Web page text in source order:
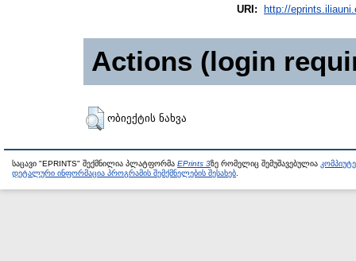
URI:
http://
Actions (login
ობიექტის ნახვა
საცავი "EPRINTS" შექმნილია პლატფორმა EPrints 3ზე რომელიც შემუშავებულია
დეტალური ინფორმაცია პროგრამის შემქმნელების შესახებ.